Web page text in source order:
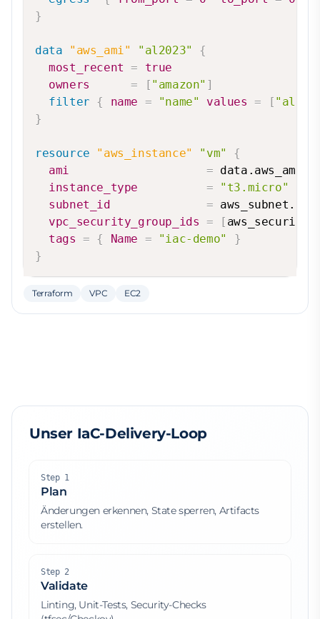
}
data "aws_ami" "al2023"
{
most_recent
=
true
owners
= [ "amazon" ]
filter { name = "name" values = [
}
resource "aws_instance" "vm"
{
ami
=
instance_type
=
"t3.micro"
subnet_id
=
vpc_security_group_ids = [
tags = { Name = "iac-demo"
}
}
Terraform VPC EC2
Unser IaC-Delivery-Loop
Step 1
Plan
Änderungen erkennen, State sperren, Artifacts
erstellen.
Step 2
Validate
Linting, Unit-Tests, Security-Checks